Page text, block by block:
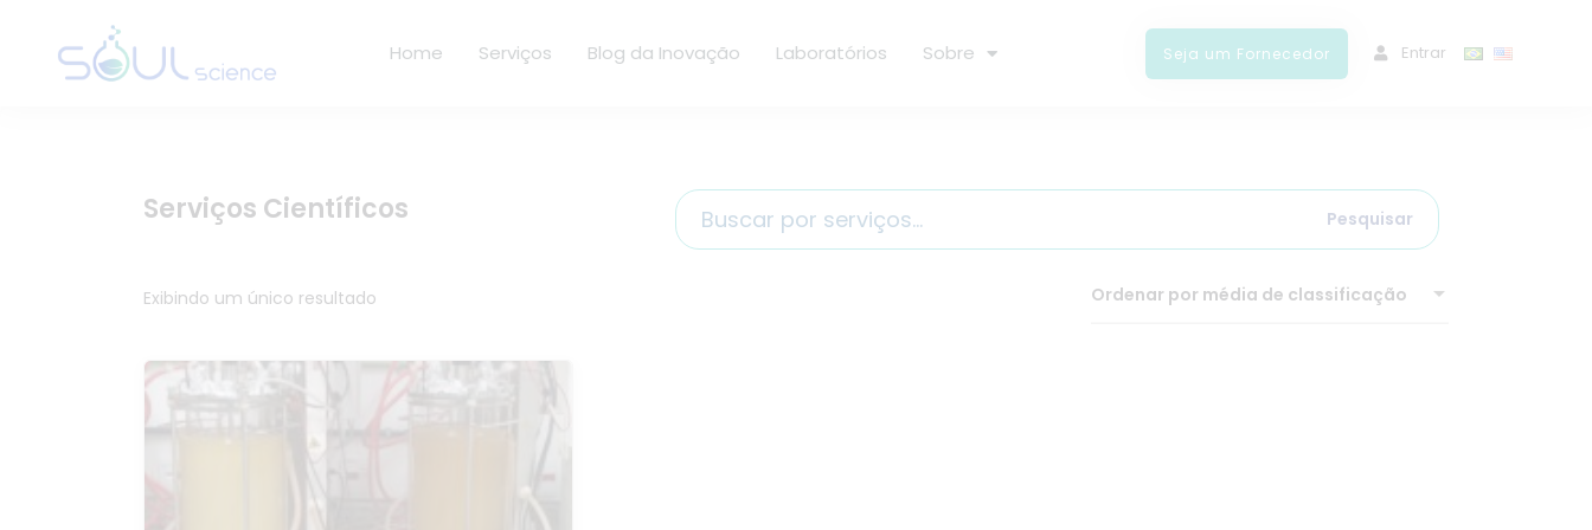
Home Serviços Blog da Inovação Laboratórios Sobre Seja um Fornecedor ﾠEntrar
Serviços Científicos Pesquisar
Exibindo um único resultado Ordenar por média de classificação